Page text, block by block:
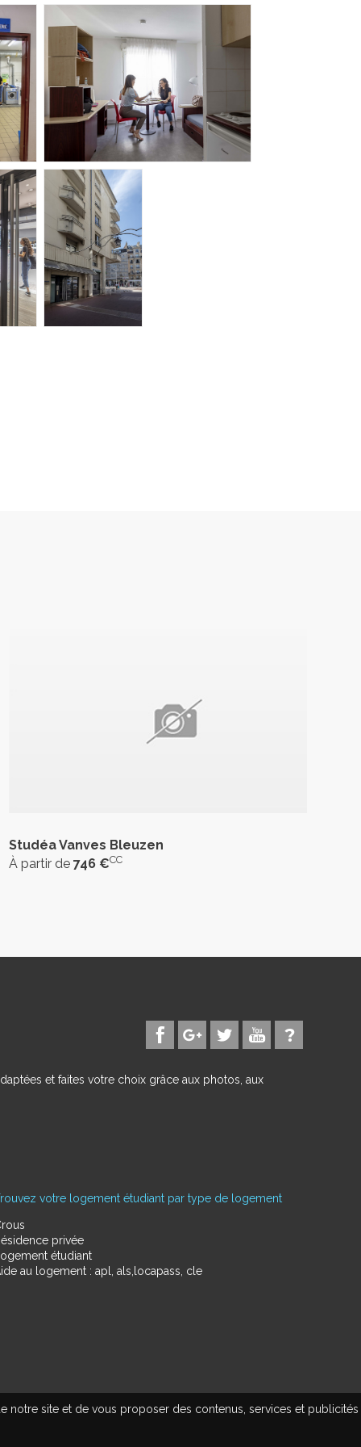
notre site et de vous proposer des contenus, services et publicités
Studéa Vanves Bleuzen
À partir de 746 €CC
et faites votre choix grâce aux photos, aux
votre logement étudiant par type de logement
privée
étudiant
au logement : apl, als,locapass, cle